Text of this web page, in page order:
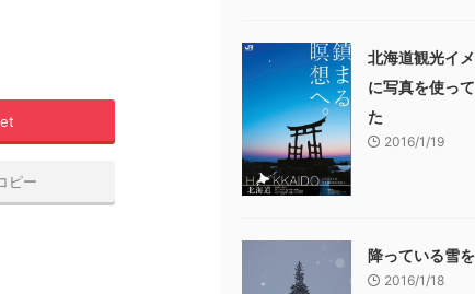
ピー
北海道観光イ
に写真を使っ
た
2016/1/19
降っている雪
2016/1/18